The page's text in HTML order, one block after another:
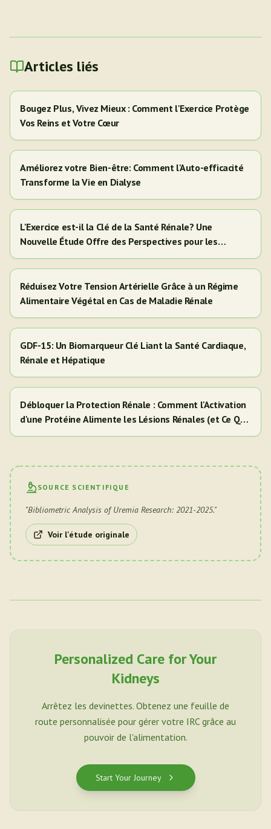
Articles liés
Bougez Plus, Vivez Mieux : Comment l'Exercice Protège
Vos Reins et Votre Cœur
Améliorez votre Bien-être: Comment l'Auto-efficacité
Transforme la Vie en Dialyse
L'Exercice est-il la Clé de la Santé Rénale? Une
Nouvelle Étude Offre des Perspectives pour les
Adultes Hispaniques/Latinos
Réduisez Votre Tension Artérielle Grâce à un Régime
Alimentaire Végétal en Cas de Maladie Rénale
GDF-15: Un Biomarqueur Clé Liant la Santé Cardiaque,
Rénale et Hépatique
Débloquer la Protection Rénale : Comment l'Activation
d'une Protéine Alimente les Lésions Rénales (et Ce Que
Cela Signifie Pour Vous)
SOURCE SCIENTIFIQUE
"Bibliometric Analysis of Uremia Research: 2021-2025."
Voir l'étude originale
Personalized Care for Your
Kidneys
Arrêtez les devinettes. Obtenez une feuille de
route personnalisée pour gérer votre IRC grâce au
pouvoir de l'alimentation.
Start Your Journey